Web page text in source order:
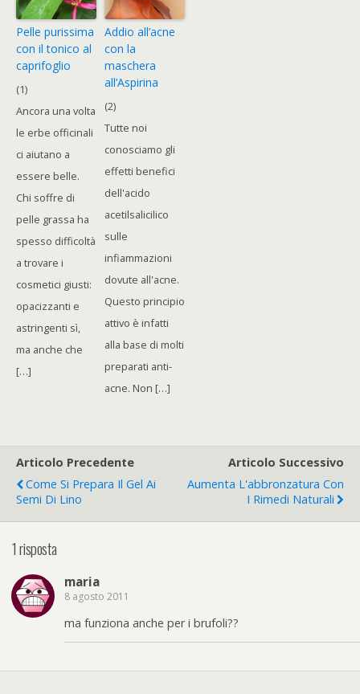
Pelle purissima
con il tonico al
caprifoglio
(1)
Ancora una volta
le erbe officinali
ci aiutano a
essere belle.
Chi soffre di
pelle grassa ha
spesso difficoltà
a trovare i
cosmetici giusti:
opacizzanti e
astringenti sì,
ma anche che
[…]
Addio all’acne
con la
maschera
all’Aspirina
(2)
Tutte noi
conosciamo gli
effetti benefici
dell'acido
acetilsalicilico
sulle
infiammazioni
dovute all'acne.
Questo principio
attivo è infatti
alla base di molti
preparati anti-
acne. Non […]
Articolo Precedente
Come Si Prepara Il Gel Ai
Semi Di Lino
Articolo Successivo
Aumenta L'abbronzatura Con
I Rimedi Naturali
1 risposta
maria
8 agosto 2011
ma funziona anche per i brufoli??